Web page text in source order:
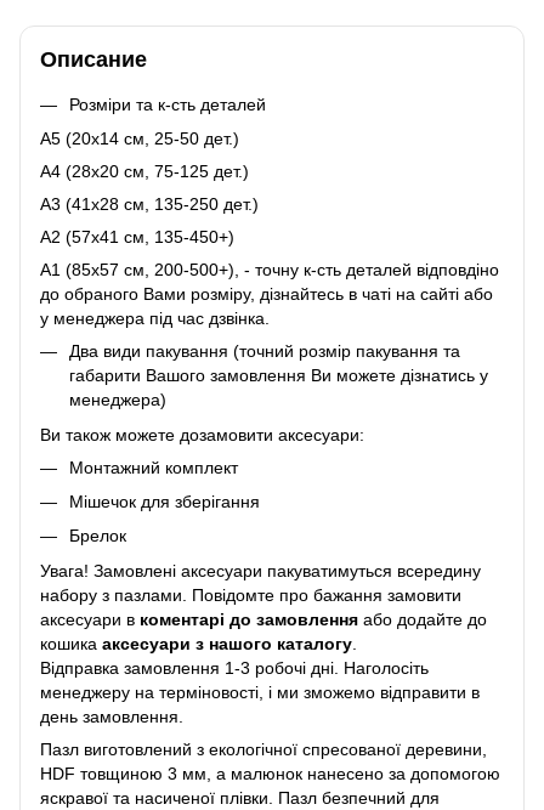
Описание
Розміри та к-сть деталей
A5 (20х14 см, 25-50 дет.)
A4 (28x20 см, 75-125 дет.)
A3 (41х28 см, 135-250 дет.)
A2 (57х41 см, 135-450+)
A1 (85х57 см, 200-500+), - точну к-сть деталей відповдіно
до обраного Вами розміру, дізнайтесь в чаті на сайті або
у менеджера під час дзвінка.
Два види пакування (точний розмір пакування та
габарити Вашого замовлення Ви можете дізнатись у
менеджера)
Ви також можете дозамовити аксесуари:
Монтажний комплект
Мішечок для зберігання
Брелок
Увага! Замовлені аксесуари пакуватимуться всередину
набору з пазлами. Повідомте про бажання замовити
аксесуари в коментарі до замовлення або додайте до
кошика аксесуари з нашого каталогу
Відправка замовлення 1-3 робочі дні. Наголосіть
менеджеру на терміновості, і ми зможемо відправити в
день замовлення.
Пазл виготовлений з екологічної спресованої деревини,
HDF товщиною 3 мм, а малюнок нанесено за допомогою
яскравої та насиченої плівки. Пазл безпечний для